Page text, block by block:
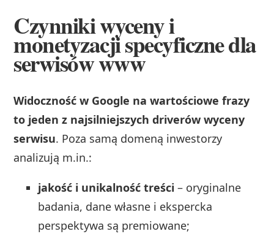
Czynniki wyceny i
monetyzacji specyficzne dla
serwisów www
Widoczność w Google na wartościowe frazy
to jeden z najsilniejszych driverów wyceny
serwisu. Poza samą domeną inwestorzy
analizują m.in.:
jakość i unikalność treści – oryginalne
badania, dane własne i ekspercka
perspektywa są premiowane;